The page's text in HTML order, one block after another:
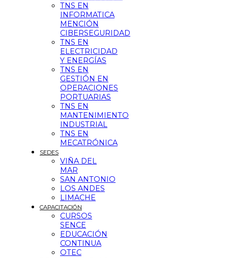
TNS EN
INFORMATICA
MENCIÓN
CIBERSEGURIDAD
TNS EN
ELECTRICIDAD
Y ENERGÍAS
TNS EN
GESTIÓN EN
OPERACIONES
PORTUARIAS
TNS EN
MANTENIMIENTO
INDUSTRIAL
TNS EN
MECATRÓNICA
SEDES
VIÑA DEL
MAR
SAN ANTONIO
LOS ANDES
LIMACHE
CAPACITACIÓN
CURSOS
SENCE
EDUCACIÓN
CONTINUA
OTEC